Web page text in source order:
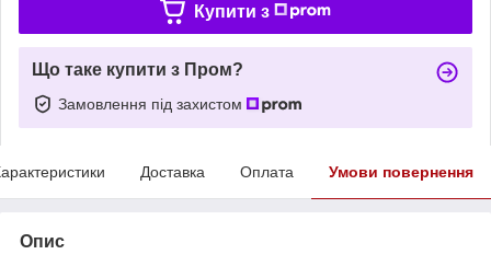
Купити з
Що таке купити з Пром?
Замовлення під захистом
Доставка Оплата Умови повернення
Опис